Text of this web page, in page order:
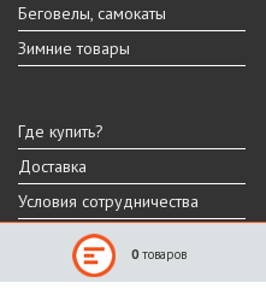
Беговелы, самокаты
Зимние товары
Где купить?
Доставка
Условия сотрудничества
Реальный внешний вид и
отличаться от представленных
0 товаров